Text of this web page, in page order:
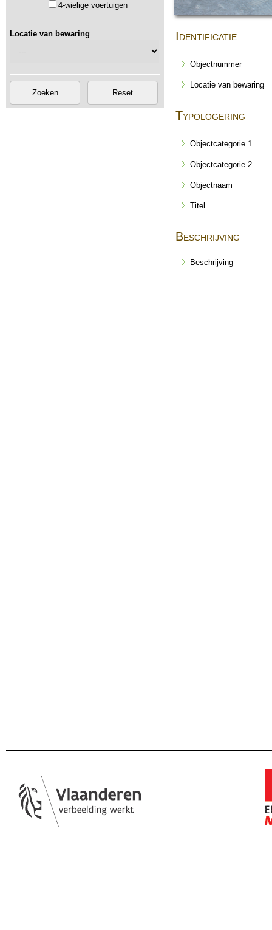
4-wielige voertuigen
Locatie van bewaring Identificatie
Objectnummer
Locatie van bewaring
Typologering
Objectcategorie 1
Objectcategorie 2
Objectnaam
Titel
Beschrijving
Beschrijving